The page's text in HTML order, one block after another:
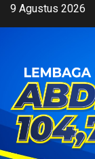
Skip9 Agustus 2026